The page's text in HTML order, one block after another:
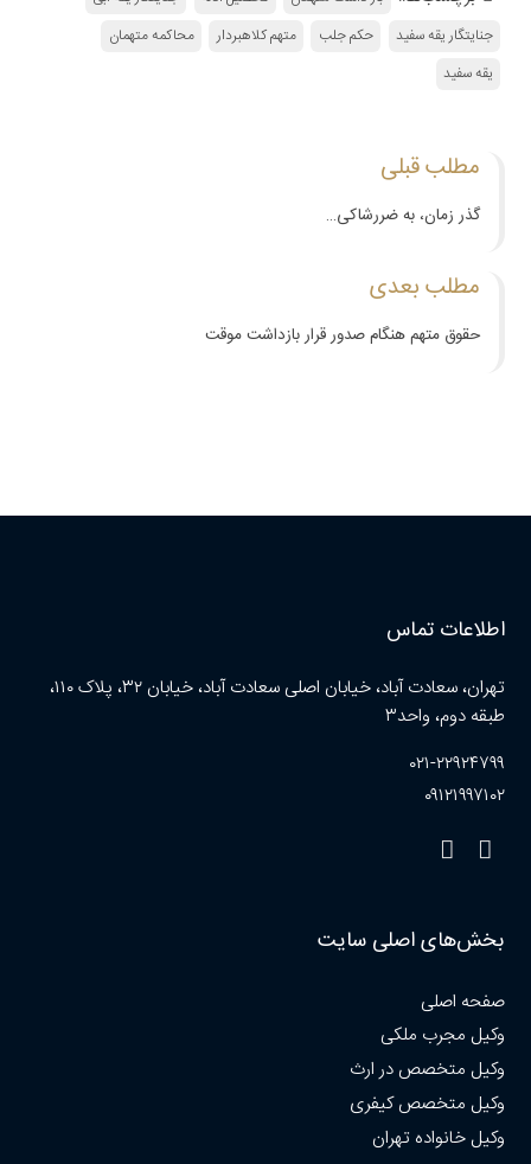
جنایتگار یقه سفید
حکم جلب متهم کلاهبردار
محاکمه متهمان
یقه سفید
مطلب قبلی
گذر زمان، به ضررشاکی…
مطلب بعدی
حقوق متهم هنگام صدور قرار بازداشت موقت
اطلاعات تماس
تهران، سعادت آباد، خیابان اصلی سعادت آباد، خیابان ۳۲، پلاک ۱۱۰،
طبقه دوم، واحد۳
۰۲۱-۲۲۹۲۴۷۹۹
۰۹۱۲۱۹۹۷۱۰۲
بخش‌های اصلی سایت
صفحه اصلی
وکیل مجرب ملکی
وکیل متخصص در ارث
وکیل متخصص کیفری
وکیل خانواده تهران